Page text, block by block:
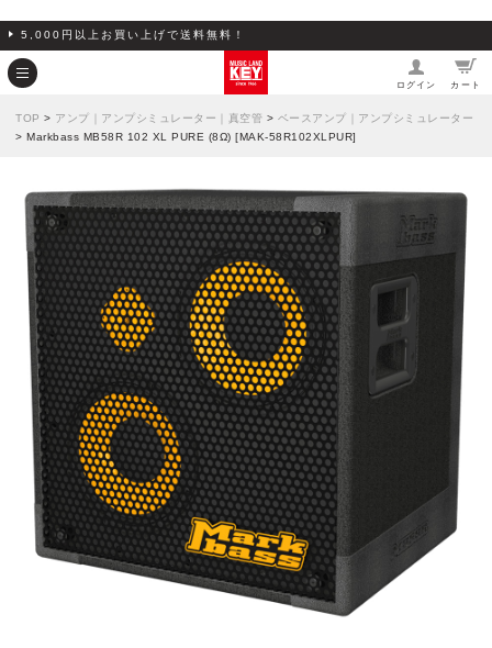
5,000円以上お買い上げで送料無料！
ログイン カート
TOP > アンプ｜アンプシミュレーター｜真空管 > ベースアンプ｜アンプシミュレーター
> Markbass MB58R 102 XL PURE (8Ω) [MAK-58R102XLPUR]